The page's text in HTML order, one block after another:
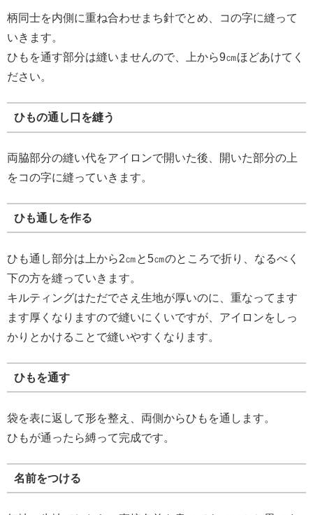
柄同士を内側に重ね合わせまち針でとめ、コの字に縫って
いきます。
ひもを通す部分は縫いませんので、上から9㎝ほどあけてく
ださい。
ひもの通し口を縫う
両脇部分の縫い代をアイロンで開いた後、開いた部分の上
をコの字に縫っていきます。
ひも通しを作る
ひも通し部分は上から2㎝と5㎝のところで折り、なるべく
下の方を縫っていきます。
キルティングはただでさえ生地が厚いのに、重なってます
ます厚くなりますので縫いにくいですが、アイロンをしっ
かりとかけることで縫いやすくなります。
ひもを通す
袋を表に返して形を整え、両側からひもを通します。
ひもが通ったら縛って完成です。
名前をつける